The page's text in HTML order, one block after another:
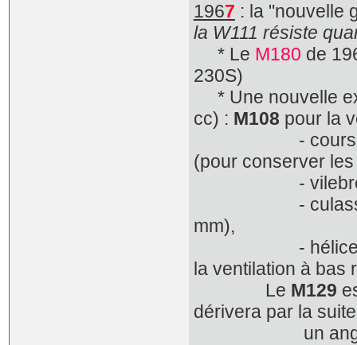
1967 : la "nouvelle
la W111 résiste
* Le M180 de
230S)
* Une nouvelle
cc) : M108 pour la
- course
(pour conserver
-
- culasses
mm),
- hélice à six
la ventilation à bas
Le M129
dérivera par la
un angle plus